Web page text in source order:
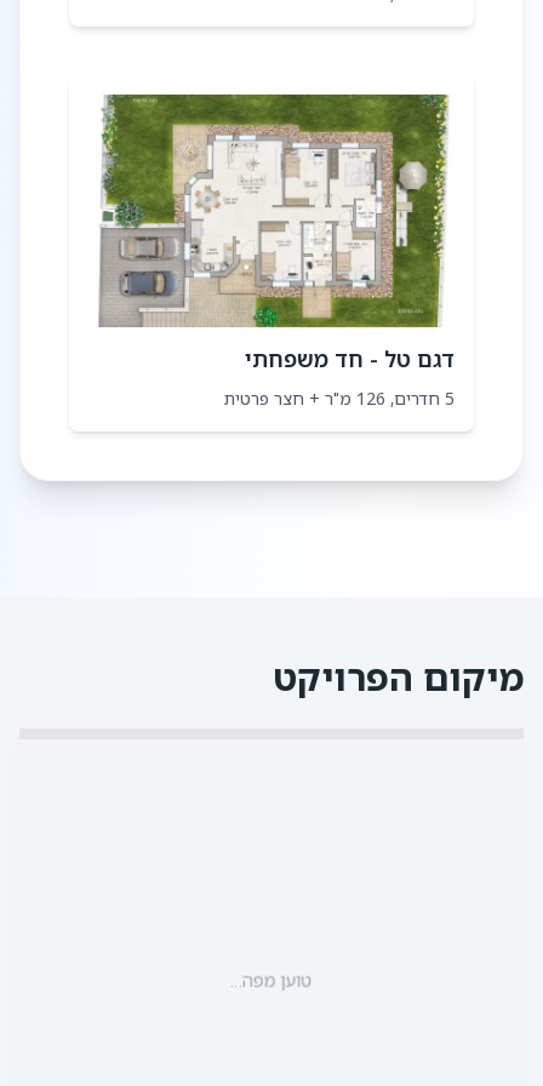
הברזי פרח מדגל דגם יערה או שו"ע
> אסלות תלויות ומיכלים סמויים
ריצוף
> ריצוף 80*80 במרחב הציבורי
> ריצוף נגד החלקה
> בחדרי הרחצה 33/33
> השבילי אבן משתלבת
> משטח מרוצף בגינה
> מדרגות ומעקות ופיתוח כפרי
דגם טל - חד משפחתי
5 חדרים, 126 מ"ר + חצר פרטית
מיקום הפרויקט
טוען מפה...